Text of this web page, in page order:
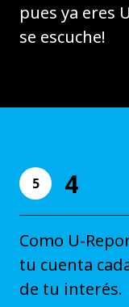
pues ya eres
se escuche!
5 4
Como U-
tu cuenta
de tu interés.